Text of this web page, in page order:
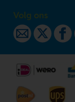
Volg ons